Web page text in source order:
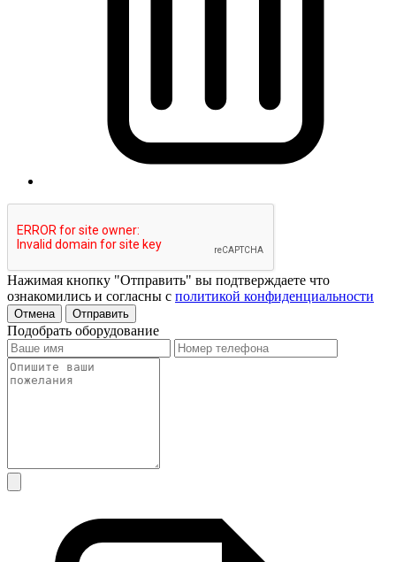
Нажимая кнопку "Отправить" вы подтверждаете что
ознакомились и согласны с политикой конфиденциальности
Отмена Отправить
Подобрать оборудование